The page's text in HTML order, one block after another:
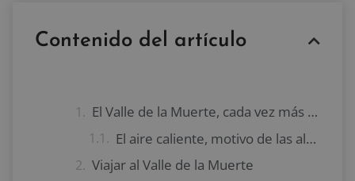
Contenido del artículo
El Valle de la Muerte, cada vez más mortífero
El aire caliente, motivo de las altas temperaturas
Viajar al Valle de la Muerte